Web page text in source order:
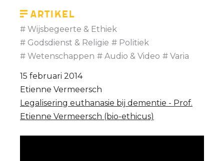
Artikel
Wijsbegeerte & Ethiek
Godsdienst & Religie
Politiek
Wetenschappen
Audio & Video Varia
15 februari 2014
Etienne Vermeersch
Legalisering euthanasie bij dementie - Prof.
Etienne Vermeersch (bio-ethicus)